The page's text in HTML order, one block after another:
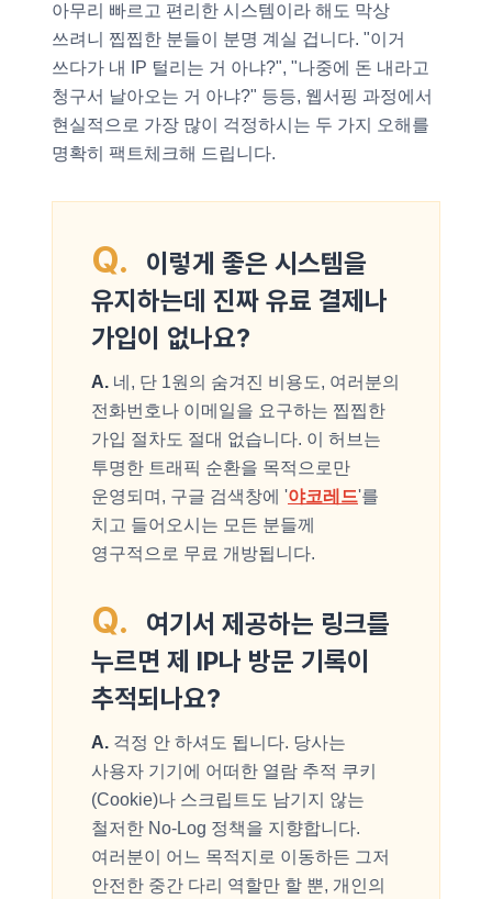
아무리 빠르고 편리한 시스템이라 해도 막상
쓰려니 찝찝한 분들이 분명 계실 겁니다. "이거
쓰다가 내 IP 털리는 거 아냐?", "나중에 돈 내라고
청구서 날아오는 거 아냐?" 등등, 웹서핑 과정에서
현실적으로 가장 많이 걱정하시는 두 가지 오해를
명확히 팩트체크해 드립니다.
Q.
이렇게 좋은 시스템을
유지하는데 진짜 유료 결제나
가입이 없나요?
A. 네, 단 1원의 숨겨진 비용도, 여러분의
전화번호나 이메일을 요구하는 찝찝한
가입 절차도 절대 없습니다. 이 허브는
투명한 트래픽 순환을 목적으로만
운영되며, 구글 검색창에 '야코레드'를
치고 들어오시는 모든 분들께
영구적으로 무료 개방됩니다.
Q.
여기서 제공하는 링크를
누르면 제 IP나 방문 기록이
추적되나요?
A. 걱정 안 하셔도 됩니다. 당사는
사용자 기기에 어떠한 열람 추적 쿠키
(Cookie)나 스크립트도 남기지 않는
철저한 No-Log 정책을 지향합니다.
여러분이 어느 목적지로 이동하든 그저
안전한 중간 다리 역할만 할 뿐, 개인의